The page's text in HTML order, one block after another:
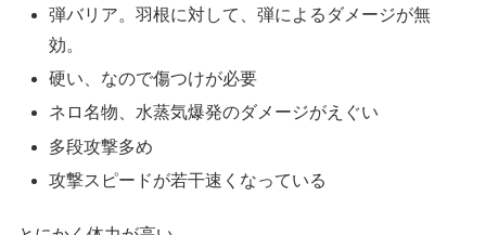
弾バリア。羽根に対して、弾によるダメージが無
効。
硬い、なので傷つけが必要
ネロ名物、水蒸気爆発のダメージがえぐい
多段攻撃多め
攻撃スピードが若干速くなっている